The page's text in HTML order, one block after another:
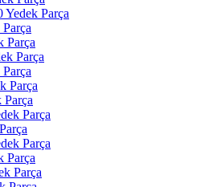
Yedek Parça
Parça
Parça
Parça
Parça
Parça
Parça
Parça
Parça